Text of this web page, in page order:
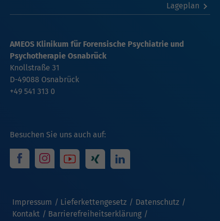
Lageplan
Besuchen Sie uns auch auf:
Impressum Lieferkettengesetz
Datenschutz
Kontakt
Barrierefreiheitserklärung
AMEOS Klinikum für Forensische Psychiatrie und
Psychotherapie Osnabrück
Knollstraße 31
D-49088 Osnabrück
+49 541 313 0